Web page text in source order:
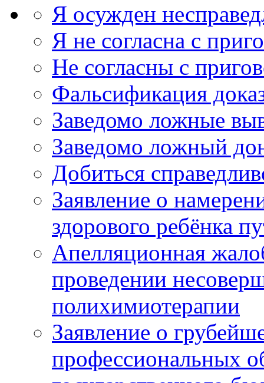
Я осужден
Я не согласна с
Не согласны с
Фальсификация
Заведомо ложные
Заведомо ложный
Добиться
Заявление о
здорового ребёнка
Апелляционная
проведении
полихимиотерапии
Заявление о
профессиональных